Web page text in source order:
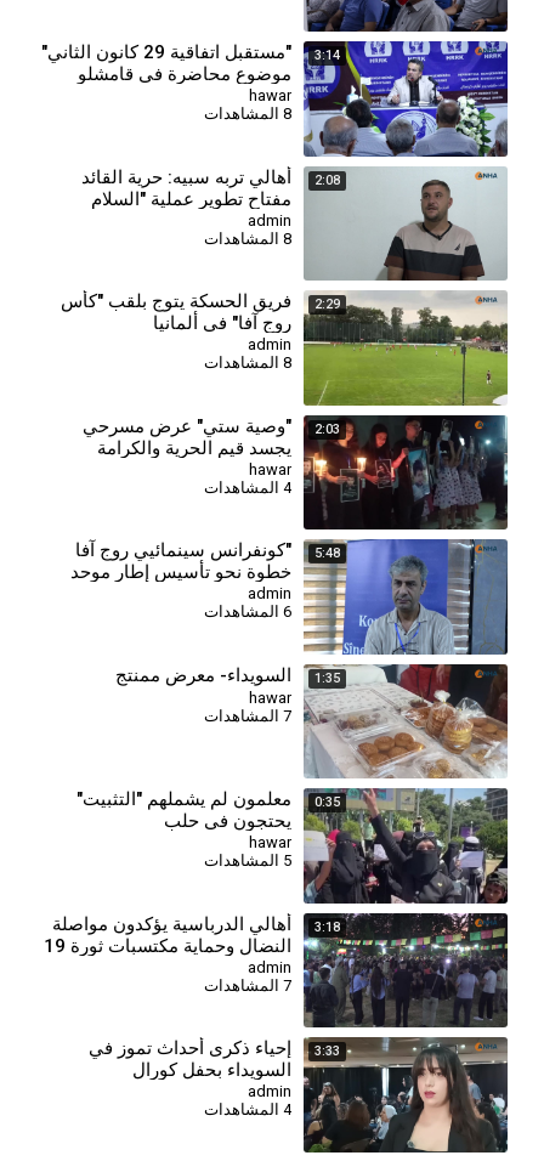
3:14
"مستقبل اتفاقية 29 كانون الثاني"
موضوع محاضرة في قامشلو
hawar
8 المشاهدات
2:08
⁣أهالي تربه سبيه: حرية القائد
مفتاح تطوير عملية "السلام
والمجتمع الديمقراطي"
admin
2:29
فريق الحسكة يتوج بلقب "كأس
روج آفا" في ألمانيا
admin
2:03
"وصية ستي" عرض مسرحي
يجسد قيم الحرية والكرامة
hawar
4 المشاهدات
5:48
"كونفرانس سينمائيي روج آفا
خطوة نحو تأسيس إطار موحد
وتجاوز تحديات القطاع"
admin
6 المشاهدات
1:35 السويداء- معرض ممنتج
hawar
7 المشاهدات
0:35
معلمون لم يشملهم "التثبيت"
يحتجون في حلب
hawar
5 المشاهدات
3:18
أهالي الدرباسية يؤكدون مواصلة
النضال وحماية مكتسبات ثورة 19
تموز
admin
7 المشاهدات
3:33
⁣إحياء ذكرى أحداث تموز في
السويداء بحفل كورال
admin
4 المشاهدات